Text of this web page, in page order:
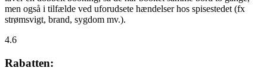
men også i tilfælde ved uforudsete hændelser hos spisestedet (fx
strømsvigt, brand, sygdom mv.).
4.6
Rabatten: